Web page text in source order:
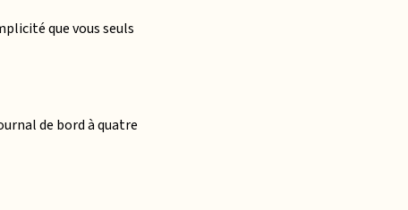
que vous seuls
de bord à quatre